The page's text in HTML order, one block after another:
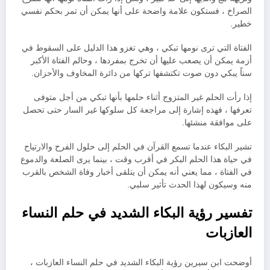
الصراخ ، فستكون علامة واضحة على أنها يمكن أن تمر بحكم نفسي
خطير.
الفتاة التي ترى نومها تبكي ، وهي تغزو هذا الدليل على السقوط في
أزمة يمكن أن يصعب عليها أن تخرج بمفردها ، وحالم الفتاة الأكبر
سناً يبكي دون صوت تكتشفها تركها من دائرة المخاوف والأحزان.
إذا رأت الحلم غير المتزوج أثناء حلمها بأنها تبكي من أجل متوفى
تعرفها ، فهذه إشارة إلى مراجعة كل سلوكها غير السار حتى تحصل
على موافقة منشئها.
تشير البكاء عندما تسمع القرآن في الحلم إلى حلول الفرح والارتياح
في حياة هذا الحلم البكر في أقرب وقت ، بينما يرى الصلعة والدموع
في الفتاة ، مما يعني أنه يمكن أن يتلقى أخبار وفاة الشخص بالقرب
منه وسيكون لهذا الحدث تأثير سلبي.
تفسير رؤية البكاء الشديد في حلم النساء
العازبات
أوضحت ابن سيرين رؤية البكاء الشديد في حلم النساء العازبات ،